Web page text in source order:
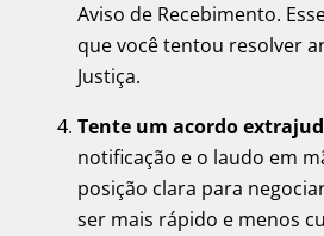
Aviso de Recebimento.
que você tentou resolver
Justiça.
Tente um acordo
notificação e o laudo em
posição clara para
ser mais rápido e menos